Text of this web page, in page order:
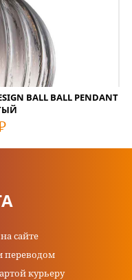
BALL BALL PENDANT
сайте
переводом
курьеру